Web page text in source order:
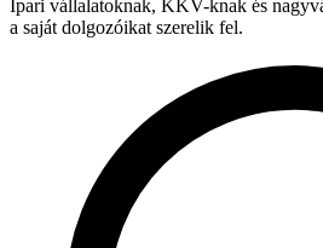
Ipari vállalatoknak, KKV-knak és
a saját dolgozóikat szerelik fel.